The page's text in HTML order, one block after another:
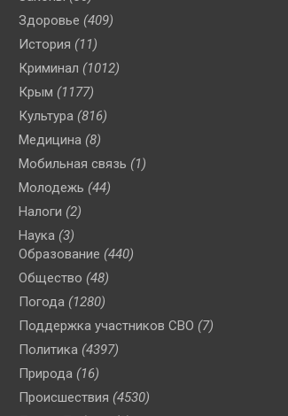
Здоровье (409)
История (11)
Криминал (1012)
Крым (1177)
Культура (816)
Медицина (8)
Мобильная связь (1)
Молодежь (44)
Налоги (2)
Наука (3)
Образование (440)
Общество (48)
Погода (1280)
Поддержка участников СВО (7)
Политика (4397)
Природа (16)
Происшествия (4530)